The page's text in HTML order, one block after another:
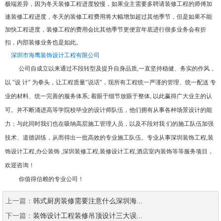
极端差异，因为冬天装修工程进度较慢，如果业主需要多聘请装修工程的师傅加
速装修工程进度，冬天的装修工程费用将大幅增加超过其他季节，但是如果不能
加快工程进度，装修工程的费用会比其他季节更便宜年底进行很多业务会有折
扣，内部装修业务也是如此。
深圳市海鹰装饰设计工程有限公司
公司自成立以来通过不段转型及提升自身品质,一直坚持稳健、务实的作风，
以 "设 计" 为拳头，让工程质量"说话"，现所有工程统一严谨的管理、统一配送 专
业的材料、统一完善的服务体系; 着眼于细节放眼于整体, 以此赢得广大业主的认
可。并不断涌进高等学院校毕业的设计师队伍，他们拥有从事各种场景设计的能
力；与此同时我们也在吸纳高层施工管理人员，以及不段对我 们的施工队伍加强
技术、道德训练，从而得出一批高效的专业施工队伍。专业从事深圳装饰工程,装
饰设计工程,办公装饰 ,深圳装修工程,装修设计工程,酒店室内装饰等等服务项目，
欢迎咨询！
你值得信赖的专业公司！
上一篇： 韩式厨房装修需要注意什么深圳海...
下一篇： 装饰设计工程装修吊顶设计三大误...